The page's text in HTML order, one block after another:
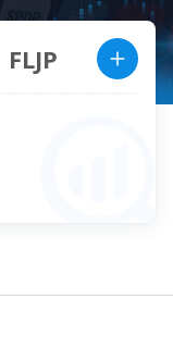
FLJP